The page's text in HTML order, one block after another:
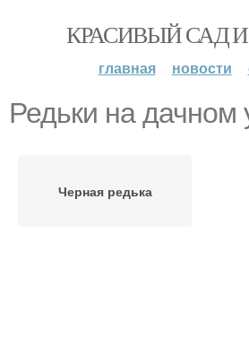
КРАСИВЫЙ САД
главная новости
Редьки на дачном
Черная редька